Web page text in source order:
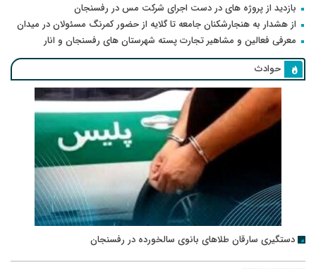
بازدید از پروژه های در دست اجرای شرکت مس در رفسنجان
از هشدار به هنجارشکنان جامعه تا گلایه از حضور کمرنگ مسئولان در میدان
معرفی فعالین و مشاهیر تجارت پسته شهرستان های رفسنجان و انار
حوادث
دستگیری سارقان طلاهای بانوی سالخورده در رفسنجان